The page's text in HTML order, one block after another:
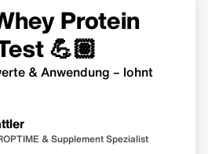
Protein
💪🏽
& Anwendung – lohnt
& Supplement Spezialist